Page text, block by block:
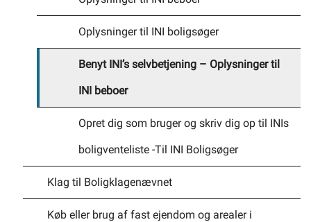
Mentorordning ILIK
Til- eller afmeld natrenovation
Til- og afmeld dagrenovation
Oplysninger til INI boligsøger
Benyt INI’s selvbetjening – Oplysninger til
INI beboer
Opret dig som bruger og skriv dig op til INIs
boligventeliste -Til INI Boligsøger
Klag til Boligklagenævnet
Køb eller brug af fast ejendom og arealer i